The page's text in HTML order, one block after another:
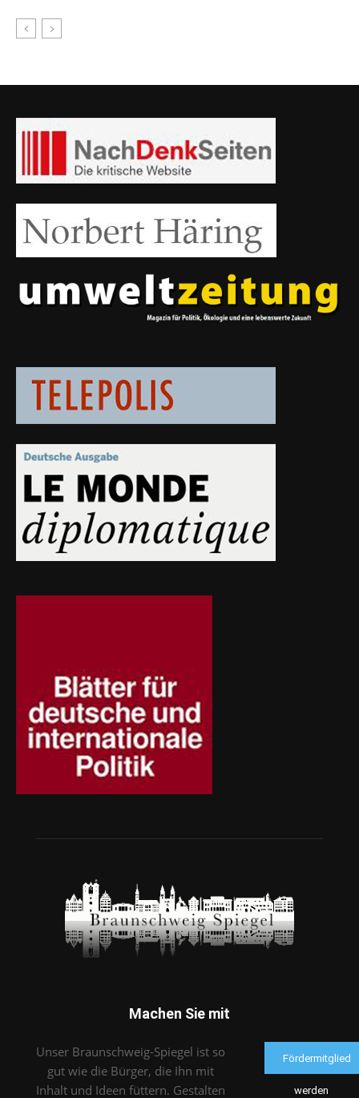
Machen Sie mit
Unser Braunschweig-Spiegel ist so
gut wie die Bürger, die Ihn mit
Inhalt und Ideen füttern. Gestalten
Fördermitglied
werden